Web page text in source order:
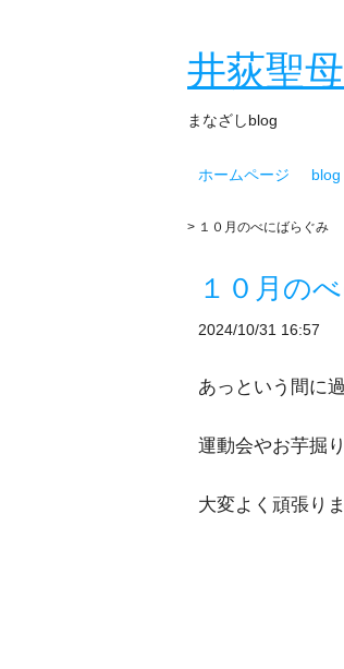
井荻聖
まなざしblog
ホームページ blog
> １０月のべにばらぐみ
１０月の
2024/10/31 16:57
あっという間に
運動会やお芋掘
大変よく頑張り